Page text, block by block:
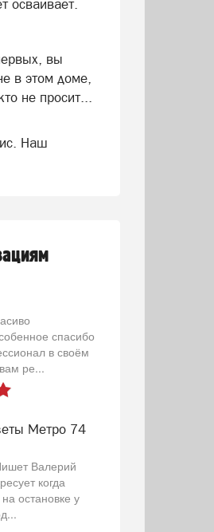
осваивает.
вы
в этом доме,
не просит...
Наш
спасибо
в своём
ре...
Метро 74
Валерий
когда
остановке у